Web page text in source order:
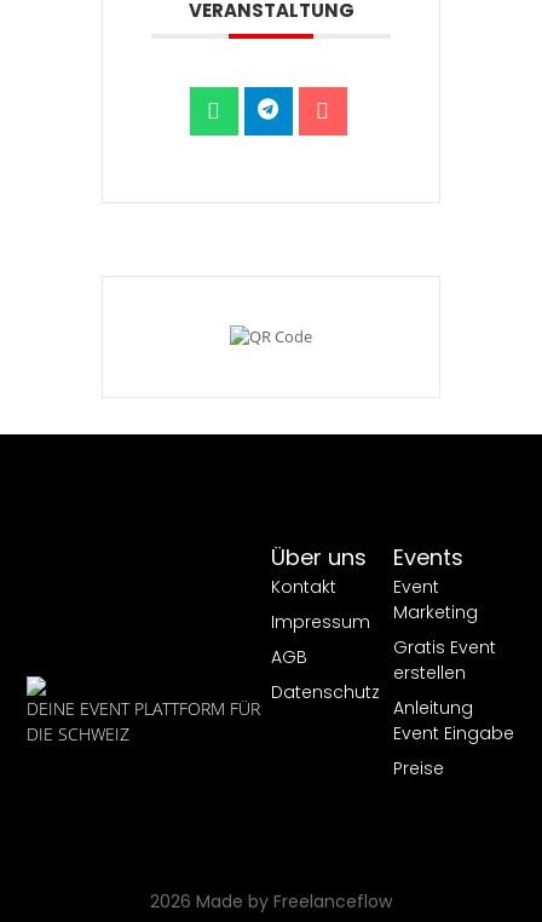
VERANSTALTUNG
DEINE EVENT PLATTFORM FÜR
DIE SCHWEIZ
Events
Event
Marketing
Gratis Event
erstellen
Anleitung
Event Eingabe
Preise
Über uns
Kontakt
Impressum
AGB
Datenschutz
2026 Made by Freelanceflow